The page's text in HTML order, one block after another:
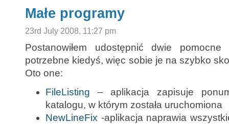
Małe programy
23rd July 2008, 11:27 pm
Postanowiłem udostępnić dwie
potrzebne kiedyś, więc sobie je na szybko
Oto one:
FileListing – aplikacja zapisuje
katalogu, w którym została uruchomiona
NewLineFix -aplikacja naprawia